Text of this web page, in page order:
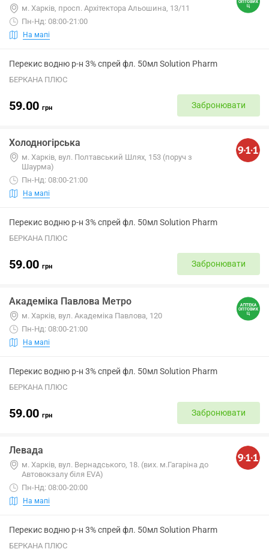
м. Харків, просп. Архітектора Альошина, 13/11
Пн-Нд: 08:00-21:00
На мапі
Перекис водню р-н 3% спрей фл. 50мл Solution Pharm
БЕРКАНА ПЛЮС
59.00 грн Забронювати
Холодногірська
м. Харків, вул. Полтавський Шлях, 153 (поруч з
Шаурма)
Пн-Нд: 08:00-21:00
На мапі
Перекис водню р-н 3% спрей фл. 50мл Solution Pharm
БЕРКАНА ПЛЮС
59.00 грн Забронювати
Академіка Павлова Метро
м. Харків, вул. Академіка Павлова, 120
Пн-Нд: 08:00-21:00
На мапі
Перекис водню р-н 3% спрей фл. 50мл Solution Pharm
БЕРКАНА ПЛЮС
59.00 грн Забронювати
Левада
м. Харків, вул. Вернадського, 18. (вих. м.Гагаріна до
Автовокзалу біля EVA)
Пн-Нд: 08:00-20:00
На мапі
Перекис водню р-н 3% спрей фл. 50мл Solution Pharm
БЕРКАНА ПЛЮС